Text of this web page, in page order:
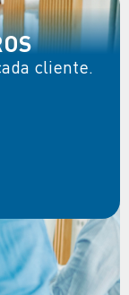
cliente.